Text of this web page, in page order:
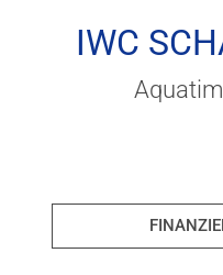
IWC